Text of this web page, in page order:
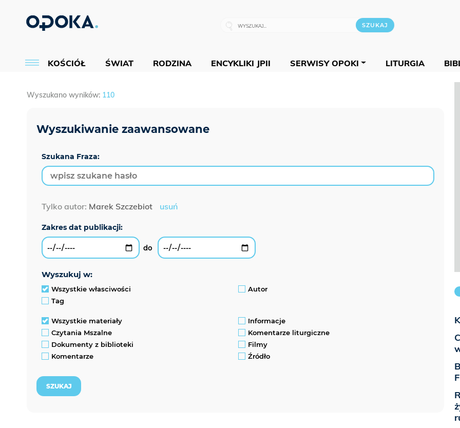
KOŚCIÓŁ ŚWIAT RODZINA ENCYKLIKI JPII SERWISY OPOKI LITURGIA
Wyszukano wyników: 110
Szukana Fraza:
Tylko autor: Marek Szczebiot usuń
wyszukuj w:
Wszystkie własciwości
Autor
Tag
Wszystkie materiały
Informacje
Czytania Mszalne
Komentarze liturgiczne
Dokumenty z biblioteki
Filmy
Komentarze
Źródło